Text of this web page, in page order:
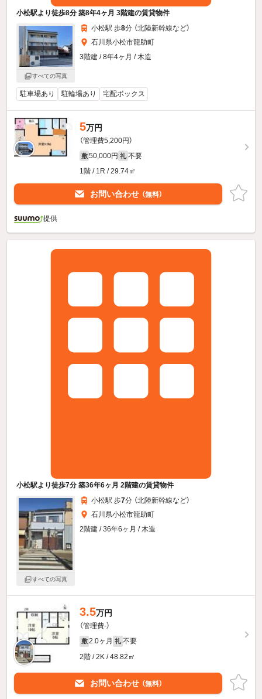
小松駅より徒歩8分 築8年4ヶ月 3階建の賃貸物件
すべての写真
小松駅 歩8分 （北陸新幹線など）
石川県小松市龍助町
3階建 / 8年4ヶ月 / 木造
駐車場あり 駐輪場あり 宅配ボックス
5万円
（管理費5,200円）
敷 50,000円 礼 不要
1階 / 1R / 29.74㎡
お問い合わせ （無料）
提供
小松駅より徒歩7分 築36年6ヶ月 2階建の賃貸物件
すべての写真
小松駅 歩7分 （北陸新幹線など）
石川県小松市龍助町
2階建 / 36年6ヶ月 / 木造
3.5万円
（管理費-）
敷 2.0ヶ月 礼 不要
2階 / 2K / 48.82㎡
お問い合わせ （無料）